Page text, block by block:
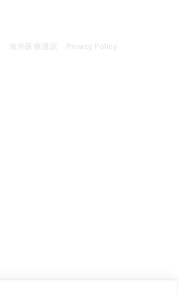
海外医療通訳 Privacy Policy